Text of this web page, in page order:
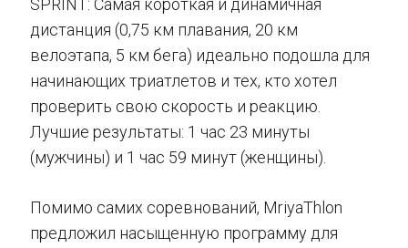
SPRINT: Самая короткая и динамичная
дистанция (0,75 км плавания, 20 км
велоэтапа, 5 км бега) идеально подошла для
начинающих триатлетов и тех, кто хотел
проверить свою скорость и реакцию.
Лучшие результаты: 1 час 23 минуты
(мужчины) и 1 час 59 минут (женщины).
Помимо самих соревнований, MriyaThlon
предложил насыщенную программу для